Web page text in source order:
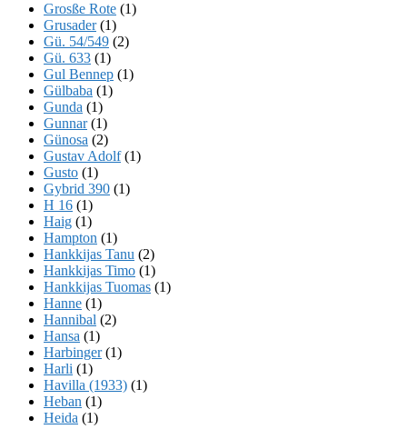
Grosße Rote (1)
Grusader(1)
Gü. 54/549 (2)
Gü. 633 (1)
Gul Bennep (1)
Gülbaba (1)
Gunda (1)
Gunnar(1)
Günosa (2)
Gustav Adolf(1)
Gusto (1)
Gybrid 390 (1)
H 16 (1)
Haig (1)
Hampton (1)
Hankkijas Tanu (2)
Hankkijas Timo (1)
Hankkijas Tuomas (1)
Hanne (1)
Hannibal (2)
Hansa (1)
Harbinger(1)
Harli (1)
Havilla (1933) (1)
Heban (1)
Heida (1)